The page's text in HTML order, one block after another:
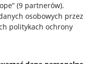
(9 partnerów).
osobowych przez
politykach ochrony